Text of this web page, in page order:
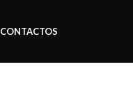
CONTACTOS